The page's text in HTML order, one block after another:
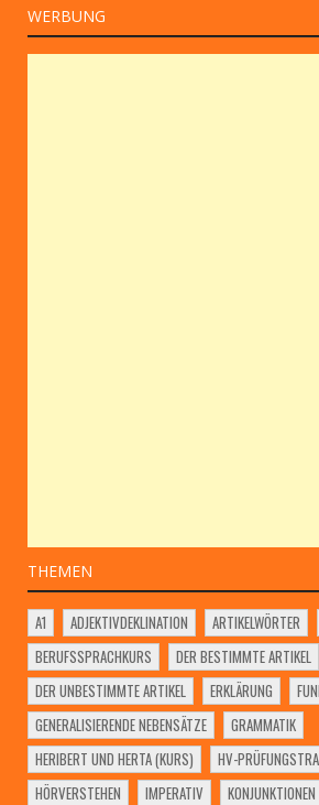
WERBUNG
THEMEN
A1 ADJEKTIVDEKLINATION ARTIKELWÖRTER
BERUFSSPRACHKURS
DER BESTIMMTE ARTIKEL
DER UNBESTIMMTE ARTIKEL
ERKLÄRUNG
GENERALISIERENDE NEBENSÄTZE
GRAMMATIK
HERIBERT UND HERTA (KURS)
HV-
HÖRVERSTEHEN
IMPERATIV KONJUNKTIONEN